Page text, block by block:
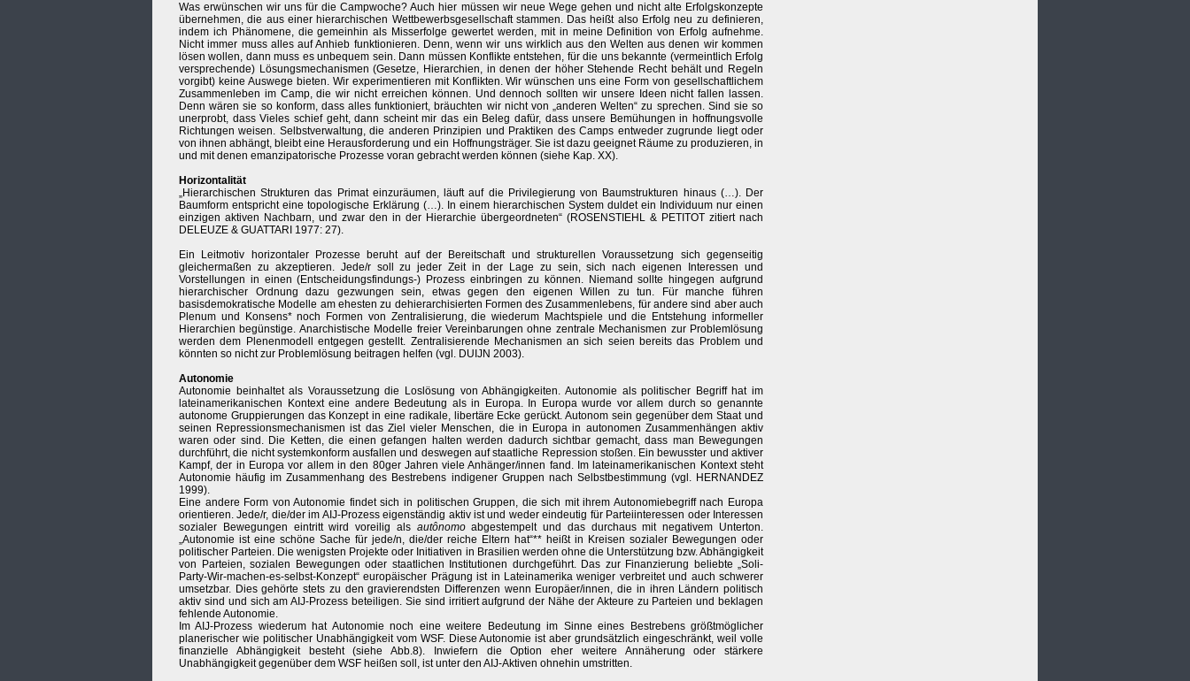
Was erwünschen wir uns für die Campwoche? Auch hier müssen wir neue Wege gehen und nicht alte Erfolgskonzepte
übernehmen, die aus einer hierarchischen Wettbewerbsgesellschaft stammen. Das heißt also Erfolg neu zu definieren,
indem ich Phänomene, die gemeinhin als Misserfolge gewertet werden, mit in meine Definition von Erfolg aufnehme.
Nicht immer muss alles auf Anhieb funktionieren. Denn, wenn wir uns wirklich aus den Welten aus denen wir kommen
lösen wollen, dann muss es unbequem sein. Dann müssen Konflikte entstehen, für die uns bekannte (vermeintlich Erfolg
versprechende) Lösungsmechanismen (Gesetze, Hierarchien, in denen der höher Stehende Recht behält und Regeln
vorgibt) keine Auswege bieten. Wir experimentieren mit Konflikten. Wir wünschen uns eine Form von gesellschaftlichem
Zusammenleben im Camp, die wir nicht erreichen können. Und dennoch sollten wir unsere Ideen nicht fallen lassen.
Denn wären sie so konform, dass alles funktioniert, bräuchten wir nicht von „anderen Welten“ zu sprechen. Sind sie so
unerprobt, dass Vieles schief geht, dann scheint mir das ein Beleg dafür, dass unsere Bemühungen in hoffnungsvolle
Richtungen weisen. Selbstverwaltung, die anderen Prinzipien und Praktiken des Camps entweder zugrunde liegt oder
von ihnen abhängt, bleibt eine Herausforderung und ein Hoffnungsträger. Sie ist dazu geeignet Räume zu produzieren, in
und mit denen emanzipatorische Prozesse voran gebracht werden können (siehe Kap. XX).
Horizontalität
„Hierarchischen Strukturen das Primat einzuräumen, läuft auf die Privilegierung von Baumstrukturen hinaus (…). Der
Baumform entspricht eine topologische Erklärung (…). In einem hierarchischen System duldet ein Individuum nur einen
einzigen aktiven Nachbarn, und zwar den in der Hierarchie übergeordneten“ (ROSENSTIEHL & PETITOT zitiert nach
DELEUZE & GUATTARI 1977: 27).
Ein Leitmotiv horizontaler Prozesse beruht auf der Bereitschaft und strukturellen Voraussetzung sich gegenseitig
gleichermaßen zu akzeptieren. Jede/r soll zu jeder Zeit in der Lage zu sein, sich nach eigenen Interessen und
Vorstellungen in einen (Entscheidungsfindungs-) Prozess einbringen zu können. Niemand sollte hingegen aufgrund
hierarchischer Ordnung dazu gezwungen sein, etwas gegen den eigenen Willen zu tun. Für manche führen
basisdemokratische Modelle am ehesten zu dehierarchisierten Formen des Zusammenlebens, für andere sind aber auch
Plenum und Konsens* noch Formen von Zentralisierung, die wiederum Machtspiele und die Entstehung informeller
Hierarchien begünstige. Anarchistische Modelle freier Vereinbarungen ohne zentrale Mechanismen zur Problemlösung
werden dem Plenenmodell entgegen gestellt. Zentralisierende Mechanismen an sich seien bereits das Problem und
könnten so nicht zur Problemlösung beitragen helfen (vgl. DUIJN 2003).
Autonomie
Autonomie beinhaltet als Voraussetzung die Loslösung von Abhängigkeiten. Autonomie als politischer Begriff hat im
lateinamerikanischen Kontext eine andere Bedeutung als in Europa. In Europa wurde vor allem durch so genannte
autonome Gruppierungen das Konzept in eine radikale, libertäre Ecke gerückt. Autonom sein gegenüber dem Staat und
seinen Repressionsmechanismen ist das Ziel vieler Menschen, die in Europa in autonomen Zusammenhängen aktiv
waren oder sind. Die Ketten, die einen gefangen halten werden dadurch sichtbar gemacht, dass man Bewegungen
durchführt, die nicht systemkonform ausfallen und deswegen auf staatliche Repression stoßen. Ein bewusster und aktiver
Kampf, der in Europa vor allem in den 80ger Jahren viele Anhänger/innen fand. Im lateinamerikanischen Kontext steht
Autonomie häufig im Zusammenhang des Bestrebens indigener Gruppen nach Selbstbestimmung (vgl. HERNANDEZ
1999).
Eine andere Form von Autonomie findet sich in politischen Gruppen, die sich mit ihrem Autonomiebegriff nach Europa
orientieren. Jede/r, die/der im AIJ-Prozess eigenständig aktiv ist und weder eindeutig für Parteiinteressen oder Interessen
sozialer Bewegungen eintritt wird voreilig als autônomoabgestempelt und das durchaus mit negativem Unterton.
„Autonomie ist eine schöne Sache für jede/n, die/der reiche Eltern hat“** heißt in Kreisen sozialer Bewegungen oder
politischer Parteien. Die wenigsten Projekte oder Initiativen in Brasilien werden ohne die Unterstützung bzw. Abhängigkeit
von Parteien, sozialen Bewegungen oder staatlichen Institutionen durchgeführt. Das zur Finanzierung beliebte „Soli-
Party-Wir-machen-es-selbst-Konzept“ europäischer Prägung ist in Lateinamerika weniger verbreitet und auch schwerer
umsetzbar. Dies gehörte stets zu den gravierendsten Differenzen wenn Europäer/innen, die in ihren Ländern politisch
aktiv sind und sich am AIJ-Prozess beteiligen. Sie sind irritiert aufgrund der Nähe der Akteure zu Parteien und beklagen
fehlende Autonomie.
Im AIJ-Prozess wiederum hat Autonomie noch eine weitere Bedeutung im Sinne eines Bestrebens größtmöglicher
planerischer wie politischer Unabhängigkeit vom WSF. Diese Autonomie ist aber grundsätzlich eingeschränkt, weil volle
finanzielle Abhängigkeit besteht (siehe Abb.8). Inwiefern die Option eher weitere Annäherung oder stärkere
Unabhängigkeit gegenüber dem WSF heißen soll, ist unter den AIJ-Aktiven ohnehin umstritten.